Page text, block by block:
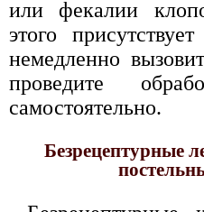
или фекалии
этого
немедленно
проведите
самостоятельно.
Безрецептурные